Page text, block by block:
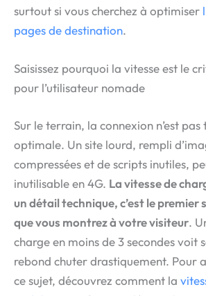
surtout si vous cherchez à optimiser
pages de destination.
Saisissez pourquoi la vitesse est le
pour l’utilisateur nomade
Sur le terrain, la connexion n’est pas
optimale. Un site lourd, rempli
compressées et de scripts inutiles,
inutilisable en 4G. La vitesse de
un détail technique, c’est le premier
que vous montrez à votre visiteur.
charge en moins de 3 secondes voit
rebond chuter drastiquement. Pour
ce sujet, découvrez comment la